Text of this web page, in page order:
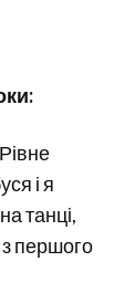
і я
танці,
першого